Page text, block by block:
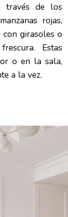
través de los
rojas,
con girasoles o
Estas
o en la sala,
a la vez.